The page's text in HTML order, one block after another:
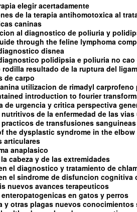
elegir acertadamente
de la terapia antihomotoxica al
caninas
al diagnostico de poliuria y
through the feline lymphoma
disnea
polidipsia e poliuria no cao
resultado de la ruptura del
de carpo
utilizacion de rimadyl
introduction to fourier
de urgencia y critica perspectiva
de la enfermedad de las
de transfusiones sanguineas
the dysplastic syndrome in the
articulares
anaplasico
cabeza y de las extremidades
el diagnostico y tratamiento de
el sindrome de disfuncion cognitiva
nuevos avances terapeuticos
en gatos y perros
y otras plagas nuevos conocimientos